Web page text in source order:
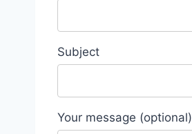
Subject
Your message (optional)